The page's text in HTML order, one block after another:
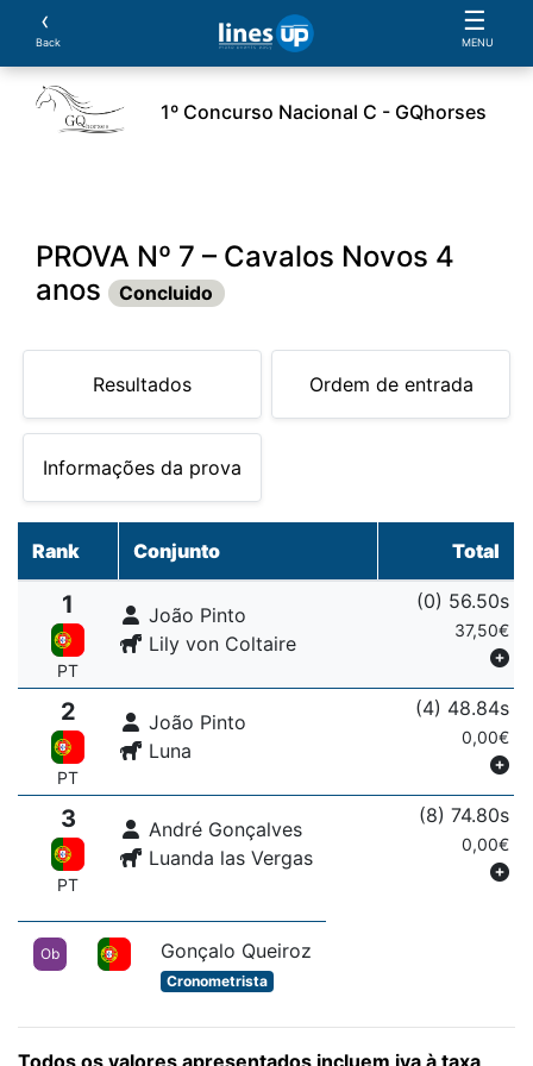
‹
Back
☰
MENU
1º Concurso Nacional C - GQhorses
PROVA Nº 7 – Cavalos Novos 4
anos
Concluido
Resultados Ordem de entrada
Informações da prova
Rank Conjunto Total
1
PT
João Pinto
Lily von Coltaire
(0) 56.50s
37,50€
2
PT
João Pinto
Luna
(4) 48.84s
0,00€
3
PT
André Gonçalves
Luanda las Vergas
(8) 74.80s
0,00€
Ob Gonçalo Queiroz
Cronometrista